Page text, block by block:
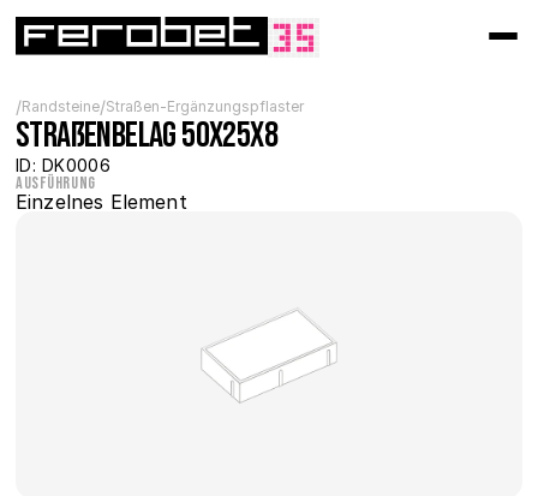
/Randsteine/Straßen-Ergänzungspflaster
Straßenbelag 50x25x8
ID: DK0006
Ausführung
Einzelnes Element